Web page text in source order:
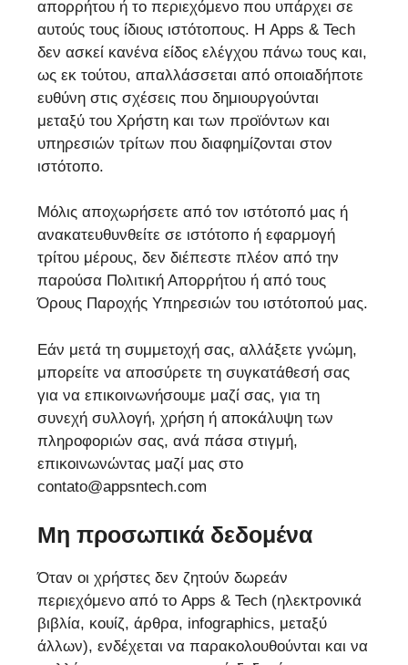
απορρήτου ή το περιεχόμενο που υπάρχει σε
αυτούς τους ίδιους ιστότοπους. Η Apps & Tech
δεν ασκεί κανένα είδος ελέγχου πάνω τους και,
ως εκ τούτου, απαλλάσσεται από οποιαδήποτε
ευθύνη στις σχέσεις που δημιουργούνται
μεταξύ του Χρήστη και των προϊόντων και
υπηρεσιών τρίτων που διαφημίζονται στον
ιστότοπο.
Μόλις αποχωρήσετε από τον ιστότοπό μας ή
ανακατευθυνθείτε σε ιστότοπο ή εφαρμογή
τρίτου μέρους, δεν διέπεστε πλέον από την
παρούσα Πολιτική Απορρήτου ή από τους
Όρους Παροχής Υπηρεσιών του ιστότοπού μας.
Εάν μετά τη συμμετοχή σας, αλλάξετε γνώμη,
μπορείτε να αποσύρετε τη συγκατάθεσή σας
για να επικοινωνήσουμε μαζί σας, για τη
συνεχή συλλογή, χρήση ή αποκάλυψη των
πληροφοριών σας, ανά πάσα στιγμή,
επικοινωνώντας μαζί μας στο
contato@appsntech.com
Μη προσωπικά δεδομένα
Όταν οι χρήστες δεν ζητούν δωρεάν
περιεχόμενο από το Apps & Tech (ηλεκτρονικά
βιβλία, κουίζ, άρθρα, infographics, μεταξύ
άλλων), ενδέχεται να παρακολουθούνται και να